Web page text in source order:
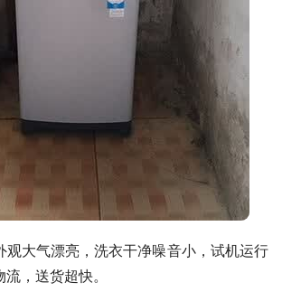
观大气漂亮，洗衣干净噪音小，试机运行
，送货超快。